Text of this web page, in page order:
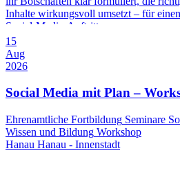
Inhalte wirkungsvoll umsetzt – für
Social-Media-Auftritt.
15
Aug
2026
Social Media mit Plan –
Ehrenamtliche Fortbildung Seminare
Wissen und Bildung Workshop
Hanau Hanau - Innenstadt